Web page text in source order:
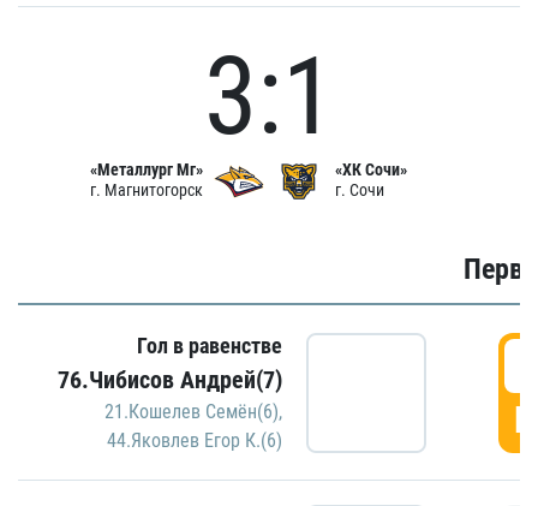
«Металлург Мг»
г. Магнитогорск
3:1
«ХК Сочи»
г. Сочи
Гол в равенстве
76.Чибисов Андрей(7)
21.Кошелев Семён(6),
44.Яковлев Егор К.(6)